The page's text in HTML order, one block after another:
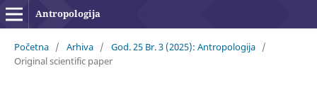
Antropologija
Početna / Arhiva / God. 25 Br. 3 (2025): Antropologija /
Original scientific paper